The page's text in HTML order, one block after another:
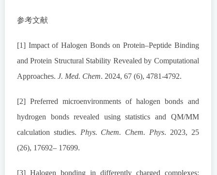
参考文献
[1] Impact of Halogen Bonds on Protein–Peptide Binding
and Protein Structural Stability Revealed by Computational
Approaches. J. Med. Chem. 2024, 67 (6), 4781-4792.
[2] Preferred microenvironments of halogen bonds and
hydrogen bonds revealed using statistics and QM/MM
calculation studies. Phys. Chem. Chem. Phys. 2023, 25
(26), 17692– 17699.
[3] Halogen bonding in differently charged complexes: